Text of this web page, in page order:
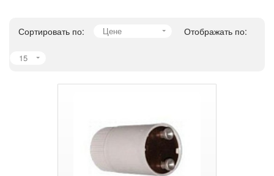
Сортировать по: Цене Отображать по:
15